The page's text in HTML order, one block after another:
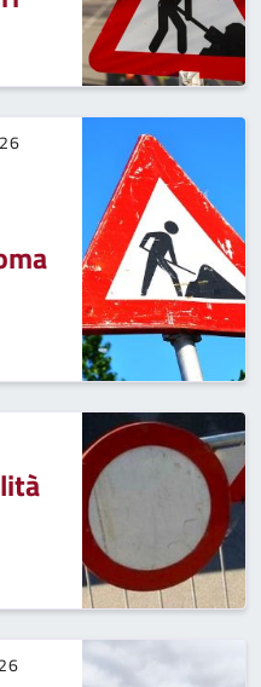
PER LAVORI}
DI ASFALTATURA IN VIA
PIERINO}